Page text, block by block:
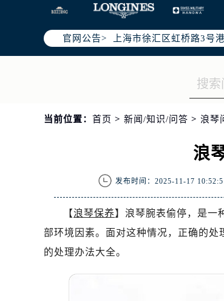
官网公告>
北京市朝阳区建国门外大
天津市和平区赤峰道136
上海市徐汇区虹桥路3号
上海市黄浦区南京东路
常州市新北区龙锦路
扬州市邗江区国展路29
泰州市海陵区永定东路
宁波市江北区大闸南路
金华市金东区东市南街
绍兴市越城区胜利东路
南昌市红谷滩新区红谷
济南市历下区经十路
广州市天河区天河路230
当前位置： 首页 > 新闻/知识/问答 > 浪琴
浪
发布时间：2025-11-17
【浪琴保养】浪琴腕表偷停，是一
部环境因素。面对这种情况，正确的
的处理办法大全。